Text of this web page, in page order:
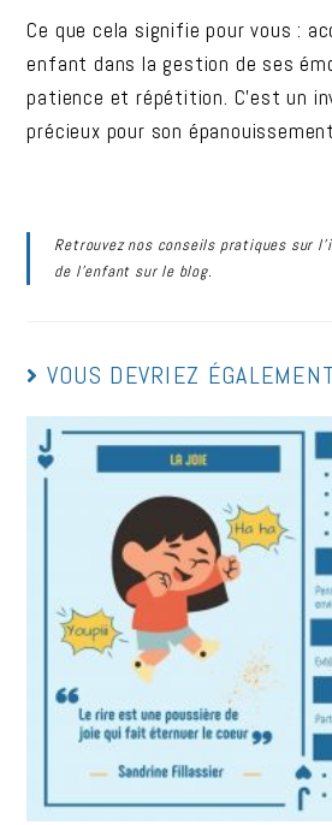
Ce que cela signifie pour vous :
enfant dans la gestion de ses
patience et répétition. C’est un
précieux pour son
Retrouvez nos conseils pratiques sur
de l’enfant sur le blog.
VOUS DEVRIEZ